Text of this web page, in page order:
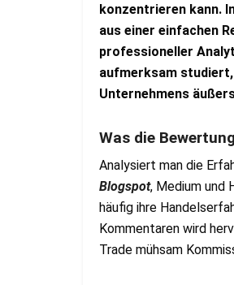
konzentrieren kann.
aus einer einfachen
professioneller
aufmerksam
Unternehmens
Was die
Analysiert man die
Blogspot, Medium und
häufig ihre
Kommentaren wird
Trade mühsam